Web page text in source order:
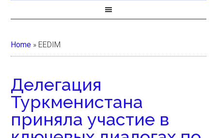
Home » EEDIM
Делегация
Туркменистана
приняла участие в